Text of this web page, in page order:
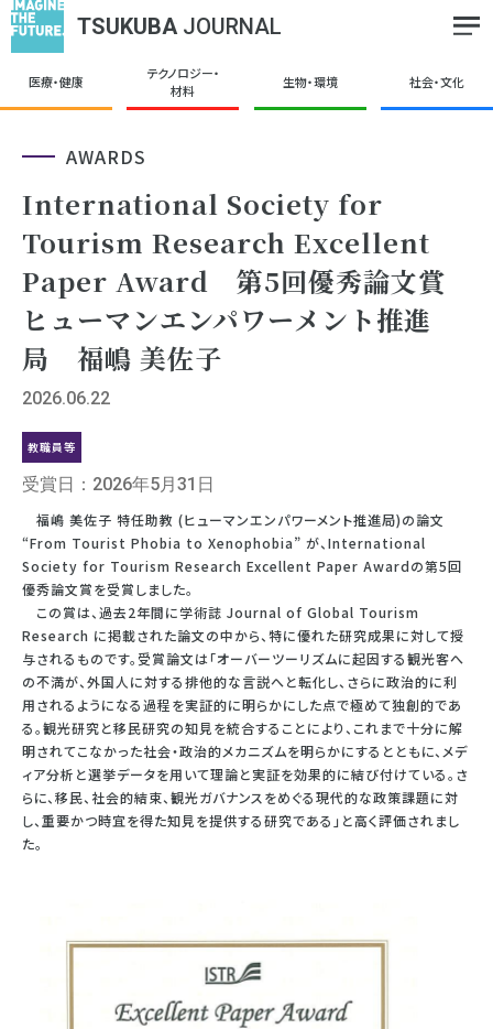
TSUKUBA JOURNAL
医療・健康
テクノロジー・
材料
生物・環境 社会・文化
AWARDS
International Society for
Tourism Research Excellent
Paper Award 第5回優秀論文賞
ヒューマンエンパワーメント推進
局 福嶋 美佐子
2026.06.22
教職員等
受賞日：2026年5月31日
福嶋 美佐子 特任助教 (ヒューマンエンパワーメント推進局)の論文
“From Tourist Phobia to Xenophobia” が、International
Society for Tourism Research Excellent Paper Awardの第5回
優秀論文賞を受賞しました。
この賞は、過去2年間に学術誌 Journal of Global Tourism
Research に掲載された論文の中から、特に優れた研究成果に対して授
与されるものです。受賞論文は「オーバーツーリズムに起因する観光客へ
の不満が、外国人に対する排他的な言説へと転化し、さらに政治的に利
用されるようになる過程を実証的に明らかにした点で極めて独創的であ
る。観光研究と移民研究の知見を統合することにより、これまで十分に解
明されてこなかった社会・政治的メカニズムを明らかにするとともに、メデ
ィア分析と選挙データを用いて理論と実証を効果的に結び付けている。さ
らに、移民、社会的結束、観光ガバナンスをめぐる現代的な政策課題に対
し、重要かつ時宜を得た知見を提供する研究である」と高く評価されまし
た。